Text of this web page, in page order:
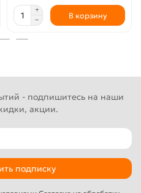
при работе не
сталь
В корзину
- подпишитесь на наши
акции.
подписку